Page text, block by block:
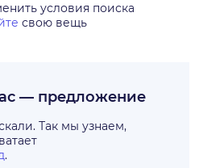
условия поиска
свою вещь
— предложение
Так мы узнаем,
.